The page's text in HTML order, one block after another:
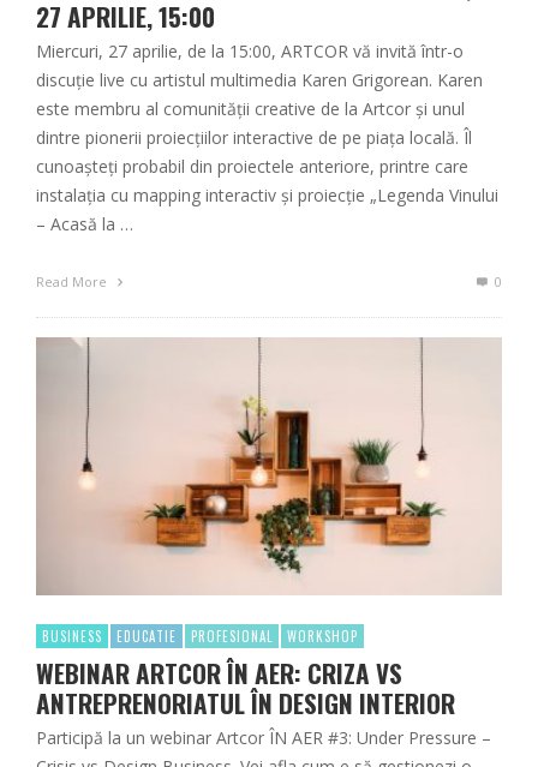
27 APRILIE, 15:00
Miercuri, 27 aprilie, de la 15:00, ARTCOR vă invită într-o
discuție live cu artistul multimedia Karen Grigorean. Karen
este membru al comunității creative de la Artcor și unul
dintre pionerii proiecțiilor interactive de pe piața locală. Îl
cunoașteți probabil din proiectele anteriore, printre care
instalația cu mapping interactiv și proiecție „Legenda Vinului
– Acasă la …
Read More 0
BUSINESS EDUCATIE PROFESIONAL WORKSHOP
WEBINAR ARTCOR ÎN AER: CRIZA VS
ANTREPRENORIATUL ÎN DESIGN INTERIOR
Participă la un webinar Artcor ÎN AER #3: Under Pressure –